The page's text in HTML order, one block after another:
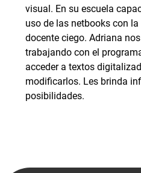
visual. En su escuela
uso de las netbooks con
docente ciego. Adriana
trabajando con el
acceder a textos
modificarlos. Les brinda
posibilidades.